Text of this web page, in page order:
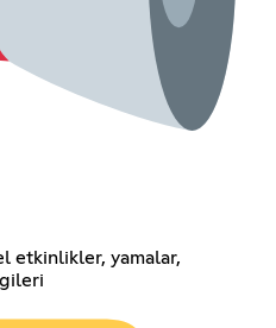
etkinlikler, yamalar,